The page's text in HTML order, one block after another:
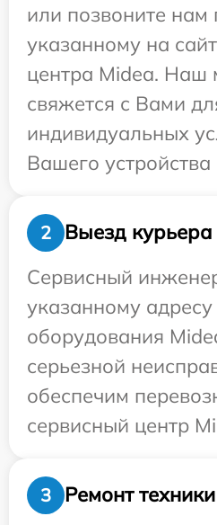
или позвоните нам
указанному на
центра Midea. Наш
свяжется с Вами
индивидуальных
Вашего устройства
2
Выезд курьера
Сервисный
указанному
оборудования
серьезной
обеспечим
сервисный центр
3 Ремонт техники